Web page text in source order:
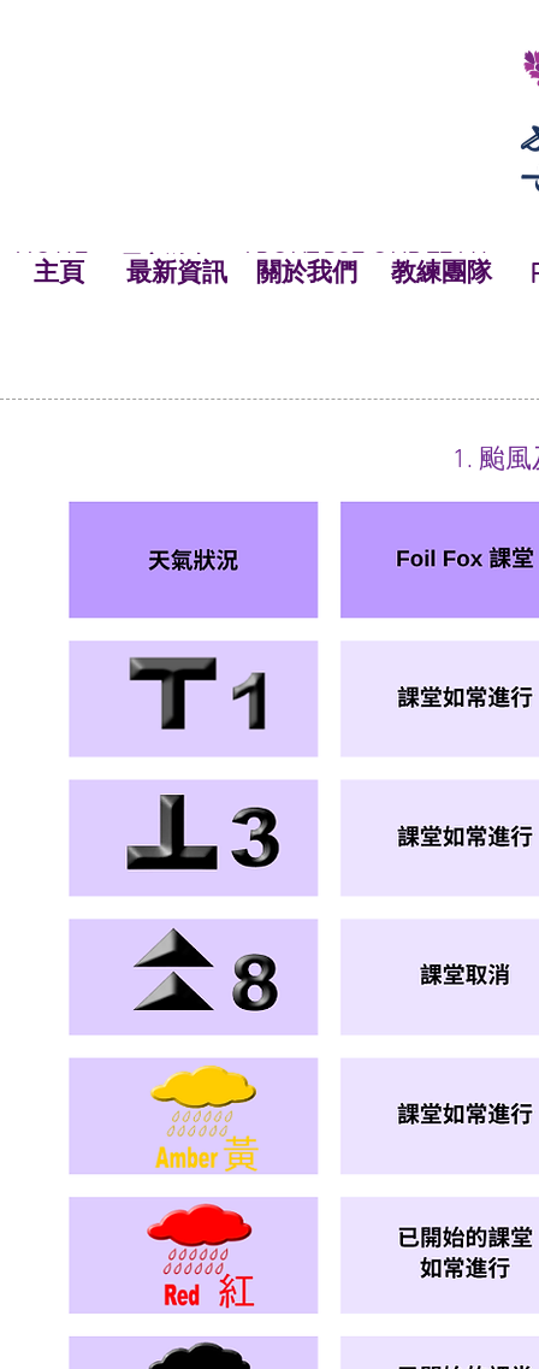
NEWS
NEWS OUR TEAM
ABOUT BSF
HOME
HOME 關於我們
主頁 OUR TEAM
教練團隊
最新資訊
NEWS
主頁 最新資訊 關於我們 教練團隊
1. 颱